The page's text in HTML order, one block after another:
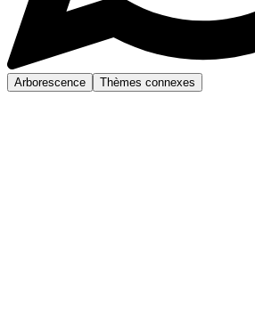
Arborescence Thèmes connexes